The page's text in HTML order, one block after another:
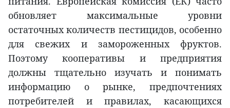
обновляет максимальные уровни
остаточных количеств пестицидов, особенно
для свежих и замороженных фруктов.
Поэтому кооперативы и предприятия
должны тщательно изучать и понимать
информацию о рынке, предпочтениях
потребителей и правилах, касающихся